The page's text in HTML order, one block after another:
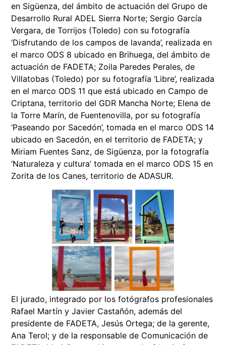
en Sigüenza, del ámbito de actuación del Grupo de
Desarrollo Rural ADEL Sierra Norte; Sergio García
Vergara, de Torrijos (Toledo) con su fotografía
‘Disfrutando de los campos de lavanda’, realizada en
el marco ODS 8 ubicado en Brihuega, del ámbito de
actuación de FADETA; Zoila Paredes Perales, de
Villatobas (Toledo) por su fotografía ‘Libre’, realizada
en el marco ODS 11 que está ubicado en Campo de
Criptana, territorio del GDR Mancha Norte; Elena de
la Torre Marín, de Fuentenovilla, por su fotografía
‘Paseando por Sacedón’, tomada en el marco ODS 14
ubicado en Sacedón, en el territorio de FADETA; y
Miriam Fuentes Sanz, de Sigüenza, por la fotografía
‘Naturaleza y cultura’ tomada en el marco ODS 15 en
Zorita de los Canes, territorio de ADASUR.
El jurado, integrado por los fotógrafos profesionales
Rafael Martín y Javier Castañón, además del
presidente de FADETA, Jesús Ortega; de la gerente,
Ana Terol; y de la responsable de Comunicación de